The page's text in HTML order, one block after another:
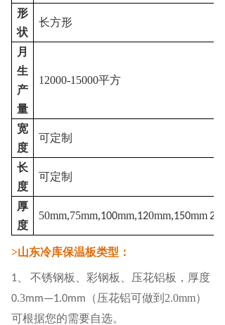
形
状
长方形
月
生
产
量
12000-15000平方
宽
度
可定制
长
度
可定制
厚
度
50mm,75mm,100mm,120mm,150mm200
>山东冷库保温板类型：
1、 不锈钢板、彩钢板、 压花铝板，厚度
0.3mm—1.0mm （压花铝可做到 2.0mm）
可根据您的需要自选。